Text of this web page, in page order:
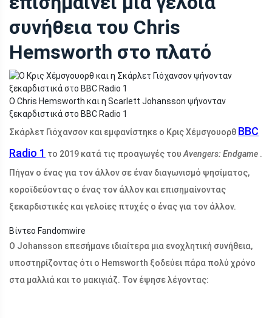
συνήθεια του Chris
Hemsworth στο πλατό
Ο Chris Hemsworth και η Scarlett Johansson ψήνονταν
ξεκαρδιστικά στο BBC Radio 1
Σκάρλετ Γιόχανσον και εμφανίστηκε ο Κρις Χέμσγουορθ BBC
Radio 1 το 2019 κατά τις προαγωγές του Avengers: Endgame .
Πήγαν ο ένας για τον άλλον σε έναν διαγωνισμό ψησίματος,
κοροϊδεύοντας ο ένας τον άλλον και επισημαίνοντας
ξεκαρδιστικές και γελοίες πτυχές ο ένας για τον άλλον.
Βίντεο Fandomwire
Ο Johansson επεσήμανε ιδιαίτερα μια ενοχλητική συνήθεια,
υποστηρίζοντας ότι ο Hemsworth ξοδεύει πάρα πολύ χρόνο
στα μαλλιά και το μακιγιάζ. Τον έψησε λέγοντας: